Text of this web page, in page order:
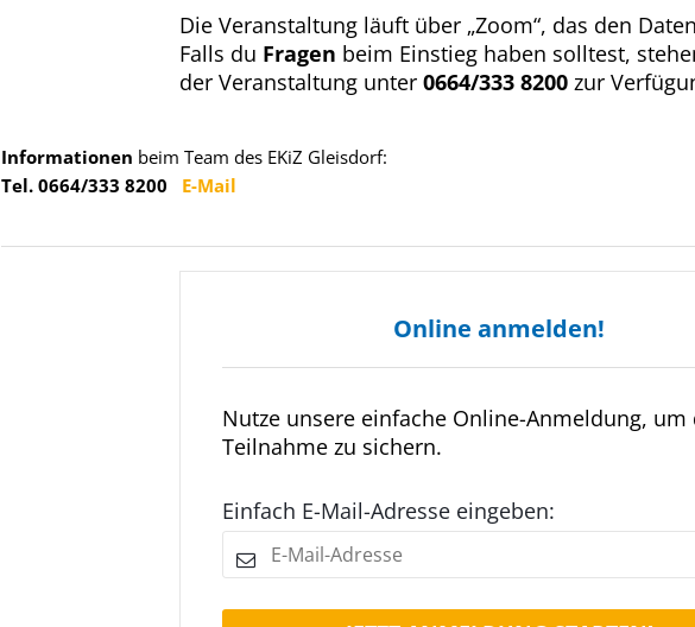
Die Veranstaltung läuft über „Zoom“, das den
Falls du Fragen beim Einstieg haben solltest,
der Veranstaltung unter 0664/333 8200zur
Informationen beim Team des EKiZ Gleisdorf:
Tel. 0664/333 8200 E-Mail
Online anmelden!
Nutze unsere einfache Online-Anmeldung, um
Teilnahme zu sichern.
Einfach E-Mail-Adresse eingeben: